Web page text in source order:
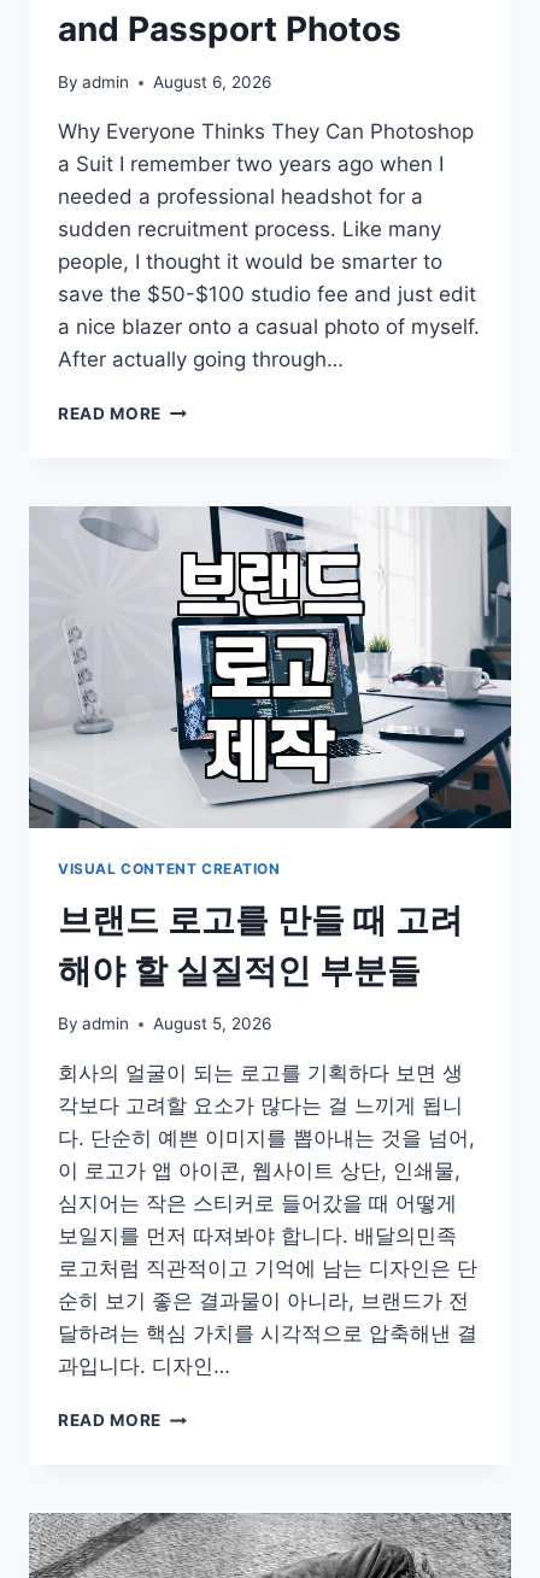
and Passport Photos
By admin August 6, 2026
Why Everyone Thinks They Can Photoshop
a Suit I remember two years ago when I
needed a professional headshot for a
sudden recruitment process. Like many
people, I thought it would be smarter to
save the $50-$100 studio fee and just edit
a nice blazer onto a casual photo of myself.
After actually going through…
READ MORE THE
SUIT
EDITING
FOR
YOUR
RESUME
AND
PASSPORT
PHOTOS
VISUAL CONTENT CREATION
브랜드 로고를 만들 때 고려
해야 할 실질적인 부분들
By admin August 5, 2026
회사의 얼굴이 되는 로고를 기획하다 보면 생
각보다 고려할 요소가 많다는 걸 느끼게 됩니
다. 단순히 예쁜 이미지를 뽑아내는 것을 넘어,
이 로고가 앱 아이콘, 웹사이트 상단, 인쇄물,
심지어는 작은 스티커로 들어갔을 때 어떻게
보일지를 먼저 따져봐야 합니다. 배달의민족
로고처럼 직관적이고 기억에 남는 디자인은 단
순히 보기 좋은 결과물이 아니라, 브랜드가 전
달하려는 핵심 가치를 시각적으로 압축해낸 결
과입니다. 디자인…
READ MORE 브
고
를
만